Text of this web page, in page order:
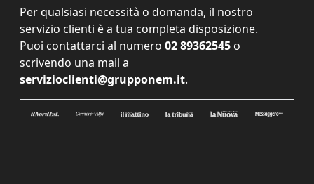
Per qualsiasi necessità o domanda, il nostro
servizio clienti è a tua completa disposizione.
Puoi contattarci al numero 02 89362545 o
scrivendo una mail a
servizioclienti@grupponem.it.